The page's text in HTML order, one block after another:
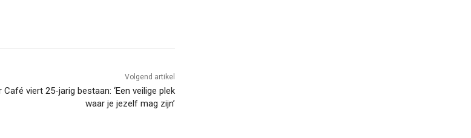
Volgend artikel
Café viert 25-jarig bestaan: ‘Een veilige plek
waar je jezelf mag zijn’